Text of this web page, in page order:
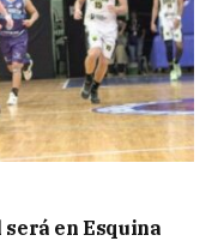
en Esquina